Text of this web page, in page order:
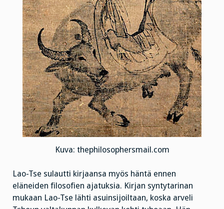
Kuva: thephilosophersmail.com
Lao-Tse sulautti kirjaansa myös häntä ennen
eläneiden filosofien ajatuksia. Kirjan syntytarinan
mukaan Lao-Tse lähti asuinsijoiltaan, koska arveli